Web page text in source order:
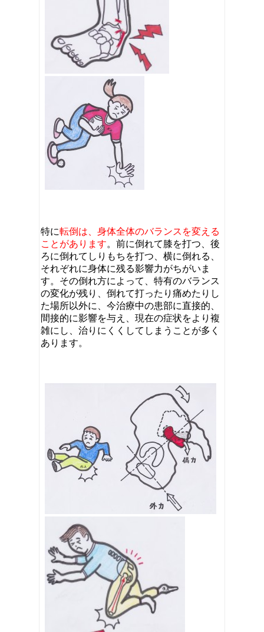
特に転倒は、身体全体のバランスを変える
ことがあります。前に倒れて膝を打つ、後
ろに倒れてしりもちを打つ、横に倒れる、
それぞれに身体に残る影響力がちがいま
す。その倒れ方によって、特有のバランス
の変化が残り、倒れて打ったり痛めたりし
た場所以外に、今治療中の患部に直接的、
間接的に影響を与え、現在の症状をより複
雑にし、治りにくくしてしまうことが多く
あります。